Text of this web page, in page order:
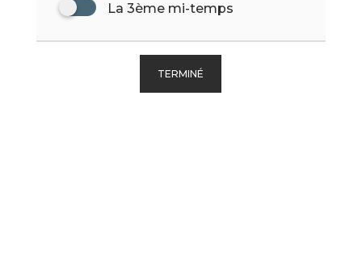
La 3ème mi-temps
TERMINÉ